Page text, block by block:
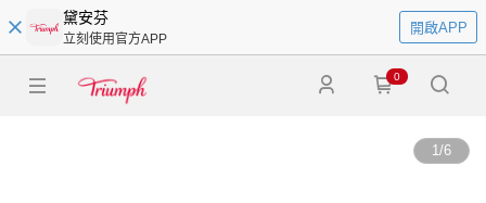
黛安芬
立刻使用官方APP
開啟APP
0
1/6